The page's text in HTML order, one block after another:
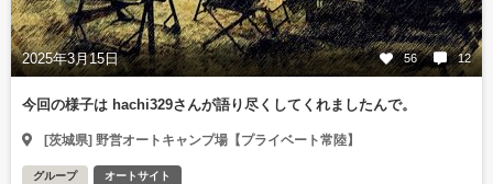
2025年3月15日 56 12
今回の様子は hachi329さんが語り尽くしてくれましたんで。
[茨城県] 野営オートキャンプ場【プライベート常陸】
グループ オートサイト